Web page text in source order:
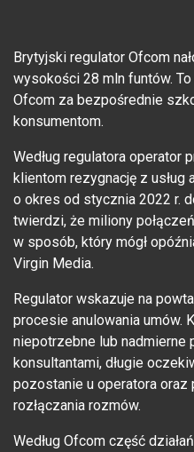
Brytyjski regulator Ofcom
wysokości 28 mln funtów.
Ofcom za bezpośrednie
konsumentom.
Według regulatora operator
klientom rezygnację z
o okres od stycznia 2022 r.
twierdzi, że miliony
w sposób, który mógł
Virgin Media.
Regulator wskazuje na
procesie anulowania umów.
niepotrzebne lub nadmierne
konsultantami, długie
pozostanie u operatora
rozłączania rozmów.
Według Ofcom część